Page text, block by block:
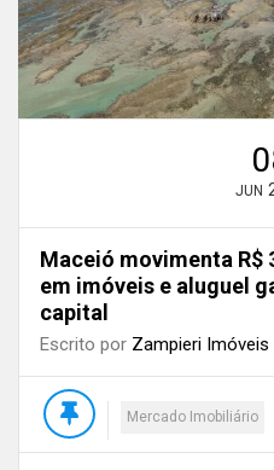
JUN
Maceió movimenta R$
em imóveis e aluguel
capital
Escrito por Zampieri Imóveis
Mercado Imobiliário